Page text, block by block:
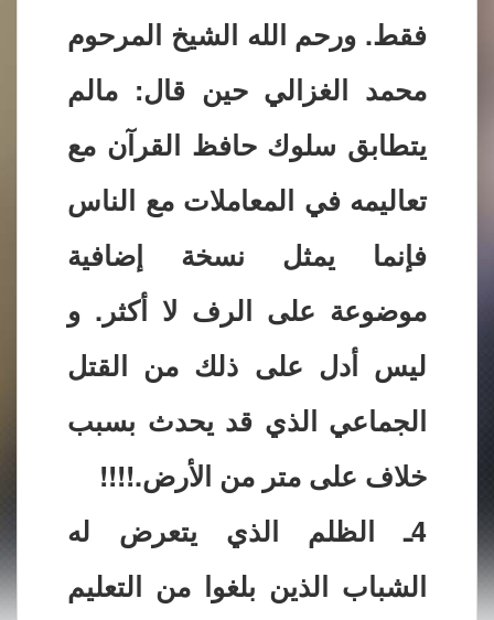
فقط. ورحم الله الشيخ المرحوم
محمد الغزالي حين قال: مالم
يتطابق سلوك حافظ القرآن مع
تعاليمه في المعاملات مع الناس
فإنما يمثل نسخة إضافية
موضوعة على الرف لا أكثر. و
ليس أدل على ذلك من القتل
الجماعي الذي قد يحدث بسبب
خلاف على متر من الأرض.!!!!
4ـ الظلم الذي يتعرض له
الشباب الذين بلغوا من التعليم